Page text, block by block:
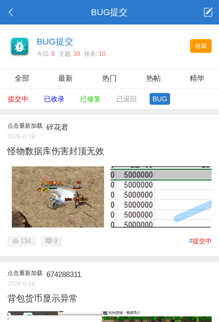
BUG提交
收藏
BUG提交
今日: 8 主题: 30 排名: 10
全部 最新 热门 热帖 精华
提交中 已收录 已修复 已退回 BUG
点击重新加载 碎花君
2026-6-18
怪物数据库伤害封顶无效
#提交中
134 9
点击重新加载 674288311
2026-6-18
背包货币显示异常